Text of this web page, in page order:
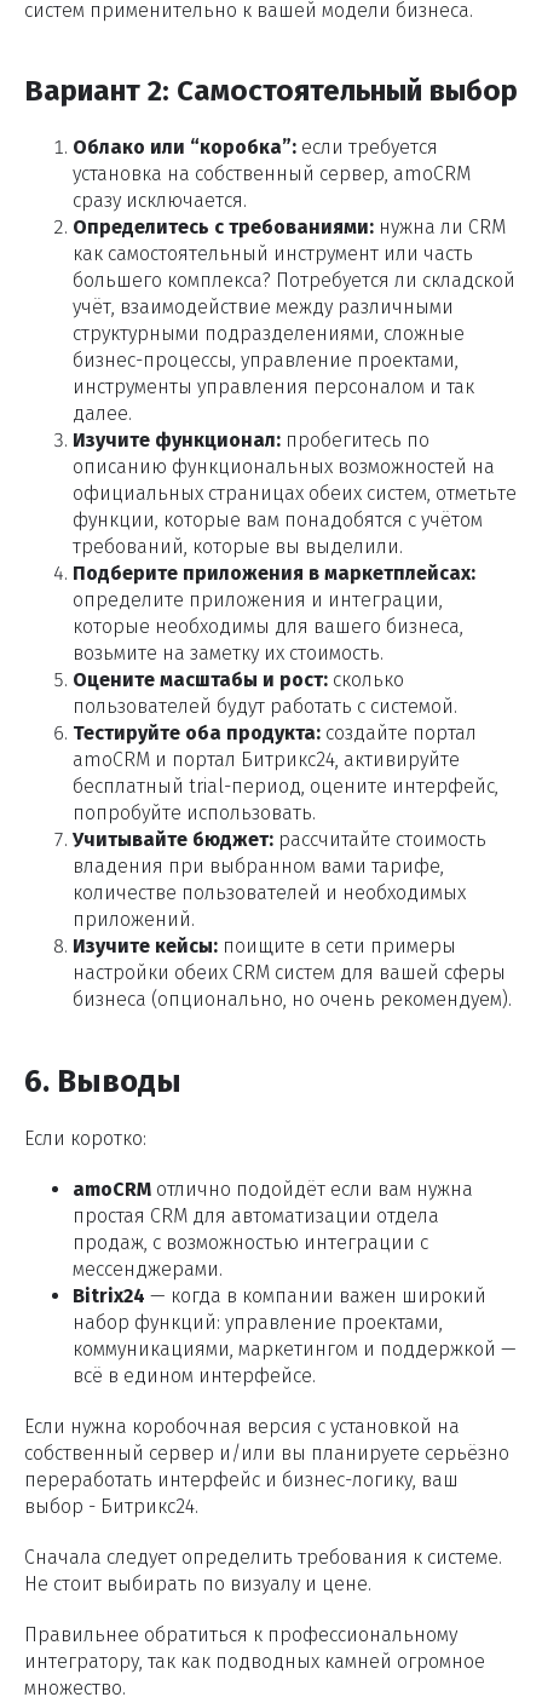
систем применительно к вашей модели бизнеса.
Вариант 2: Самостоятельный выбор
Облако или “коробка”: если требуется
установка на собственный сервер, amoCRM
сразу исключается.
Определитесь с требованиями: нужна ли CRM
как самостоятельный инструмент или часть
большего комплекса? Потребуется ли складской
учёт, взаимодействие между различными
структурными подразделениями, сложные
бизнес-процессы, управление проектами,
инструменты управления персоналом и так
далее.
Изучите функционал: пробегитесь по
описанию функциональных возможностей на
официальных страницах обеих систем, отметьте
функции, которые вам понадобятся с учётом
требований, которые вы выделили.
Подберите приложения в маркетплейсах:
определите приложения и интеграции,
которые необходимы для вашего бизнеса,
возьмите на заметку их стоимость.
Оцените масштабы и рост: сколько
пользователей будут работать с системой.
Тестируйте оба продукта: создайте портал
amoCRM и портал Битрикс24, активируйте
бесплатный trial-период, оцените интерфейс,
попробуйте использовать.
Учитывайте бюджет: рассчитайте стоимость
владения при выбранном вами тарифе,
количестве пользователей и необходимых
приложений.
Изучите кейсы: поищите в сети примеры
настройки обеих CRM систем для вашей сферы
бизнеса (опционально, но очень рекомендуем).
6. Выводы
Если коротко:
amoCRM отлично подойдёт если вам нужна
простая CRM для автоматизации отдела
продаж, с возможностью интеграции с
мессенджерами.
Bitrix24 — когда в компании важен широкий
набор функций: управление проектами,
коммуникациями, маркетингом и поддержкой —
всё в едином интерфейсе.
Если нужна коробочная версия с установкой на
собственный сервер и/или вы планируете серьёзно
переработать интерфейс и бизнес-логику, ваш
выбор - Битрикс24.
Сначала следует определить требования к системе.
Не стоит выбирать по визуалу и цене.
Правильнее обратиться к профессиональному
интегратору, так как подводных камней огромное
множество.